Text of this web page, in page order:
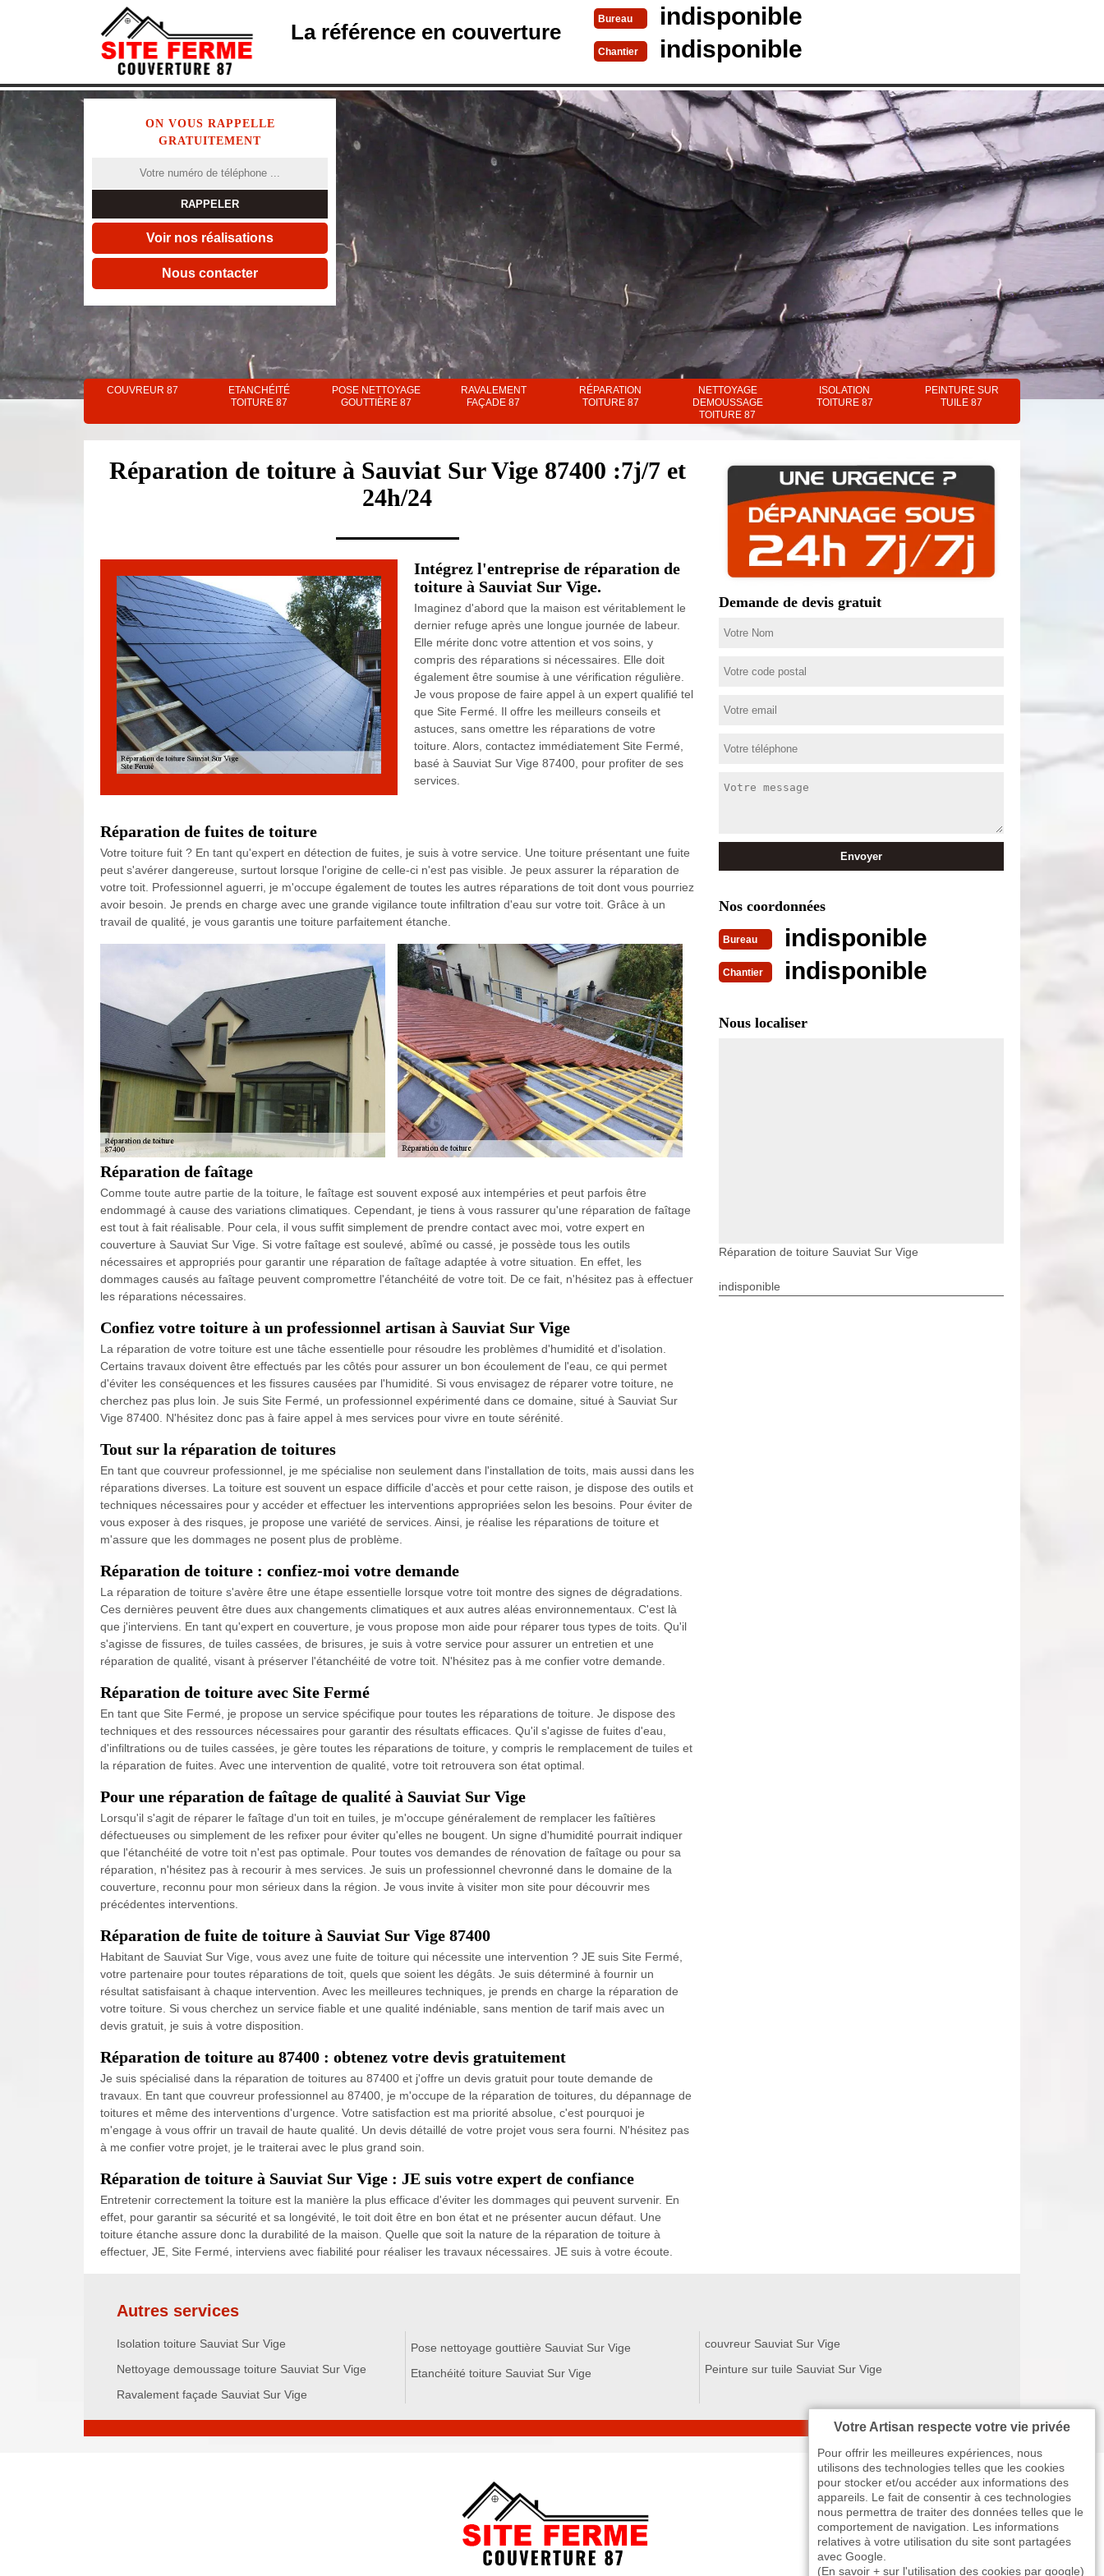
La référence en couverture
Bureau indisponible
Chantier indisponible
ON VOUS RAPPELLE
GRATUITEMENT
Voir nos réalisations
Nous contacter
COUVREUR 87
ETANCHÉITÉ
TOITURE 87
POSE NETTOYAGE
GOUTTIÈRE 87
RAVALEMENT
FAÇADE 87
RÉPARATION
TOITURE 87
NETTOYAGE
DEMOUSSAGE
TOITURE 87
ISOLATION
TOITURE 87
PEINTURE SUR
TUILE 87
Réparation de toiture à Sauviat Sur Vige 87400 :7j/7 et
24h/24
Intégrez l'entreprise de réparation de
toiture à Sauviat Sur Vige.
Imaginez d'abord que la maison est véritablement le
dernier refuge après une longue journée de labeur.
Elle mérite donc votre attention et vos soins, y
compris des réparations si nécessaires. Elle doit
également être soumise à une vérification régulière.
Je vous propose de faire appel à un expert qualifié tel
que Site Fermé. Il offre les meilleurs conseils et
astuces, sans omettre les réparations de votre
toiture. Alors, contactez immédiatement Site Fermé,
basé à Sauviat Sur Vige 87400, pour profiter de ses
services.
Réparation de fuites de toiture
Votre toiture fuit ? En tant qu'expert en détection de fuites, je suis à votre service. Une toiture présentant une fuite
peut s'avérer dangereuse, surtout lorsque l'origine de celle-ci n'est pas visible. Je peux assurer la réparation de
votre toit. Professionnel aguerri, je m'occupe également de toutes les autres réparations de toit dont vous pourriez
avoir besoin. Je prends en charge avec une grande vigilance toute infiltration d'eau sur votre toit. Grâce à un
travail de qualité, je vous garantis une toiture parfaitement étanche.
Réparation de faîtage
Comme toute autre partie de la toiture, le faîtage est souvent exposé aux intempéries et peut parfois être
endommagé à cause des variations climatiques. Cependant, je tiens à vous rassurer qu'une réparation de faîtage
est tout à fait réalisable. Pour cela, il vous suffit simplement de prendre contact avec moi, votre expert en
couverture à Sauviat Sur Vige. Si votre faîtage est soulevé, abîmé ou cassé, je possède tous les outils
nécessaires et appropriés pour garantir une réparation de faîtage adaptée à votre situation. En effet, les
dommages causés au faîtage peuvent compromettre l'étanchéité de votre toit. De ce fait, n'hésitez pas à effectuer
les réparations nécessaires.
Confiez votre toiture à un professionnel artisan à Sauviat Sur Vige
La réparation de votre toiture est une tâche essentielle pour résoudre les problèmes d'humidité et d'isolation.
Certains travaux doivent être effectués par les côtés pour assurer un bon écoulement de l'eau, ce qui permet
d'éviter les conséquences et les fissures causées par l'humidité. Si vous envisagez de réparer votre toiture, ne
cherchez pas plus loin. Je suis Site Fermé, un professionnel expérimenté dans ce domaine, situé à Sauviat Sur
Vige 87400. N'hésitez donc pas à faire appel à mes services pour vivre en toute sérénité.
Tout sur la réparation de toitures
En tant que couvreur professionnel, je me spécialise non seulement dans l'installation de toits, mais aussi dans les
réparations diverses. La toiture est souvent un espace difficile d'accès et pour cette raison, je dispose des outils et
techniques nécessaires pour y accéder et effectuer les interventions appropriées selon les besoins. Pour éviter de
vous exposer à des risques, je propose une variété de services. Ainsi, je réalise les réparations de toiture et
m'assure que les dommages ne posent plus de problème.
Réparation de toiture : confiez-moi votre demande
La réparation de toiture s'avère être une étape essentielle lorsque votre toit montre des signes de dégradations.
Ces dernières peuvent être dues aux changements climatiques et aux autres aléas environnementaux. C'est là
que j'interviens. En tant qu'expert en couverture, je vous propose mon aide pour réparer tous types de toits. Qu'il
s'agisse de fissures, de tuiles cassées, de brisures, je suis à votre service pour assurer un entretien et une
réparation de qualité, visant à préserver l'étanchéité de votre toit. N'hésitez pas à me confier votre demande.
Réparation de toiture avec Site Fermé
En tant que Site Fermé, je propose un service spécifique pour toutes les réparations de toiture. Je dispose des
techniques et des ressources nécessaires pour garantir des résultats efficaces. Qu'il s'agisse de fuites d'eau,
d'infiltrations ou de tuiles cassées, je gère toutes les réparations de toiture, y compris le remplacement de tuiles et
la réparation de fuites. Avec une intervention de qualité, votre toit retrouvera son état optimal.
Pour une réparation de faîtage de qualité à Sauviat Sur Vige
Lorsqu'il s'agit de réparer le faîtage d'un toit en tuiles, je m'occupe généralement de remplacer les faîtières
défectueuses ou simplement de les refixer pour éviter qu'elles ne bougent. Un signe d'humidité pourrait indiquer
que l'étanchéité de votre toit n'est pas optimale. Pour toutes vos demandes de rénovation de faîtage ou pour sa
réparation, n'hésitez pas à recourir à mes services. Je suis un professionnel chevronné dans le domaine de la
couverture, reconnu pour mon sérieux dans la région. Je vous invite à visiter mon site pour découvrir mes
précédentes interventions.
Réparation de fuite de toiture à Sauviat Sur Vige 87400
Habitant de Sauviat Sur Vige, vous avez une fuite de toiture qui nécessite une intervention ? JE suis Site Fermé,
votre partenaire pour toutes réparations de toit, quels que soient les dégâts. Je suis déterminé à fournir un
résultat satisfaisant à chaque intervention. Avec les meilleures techniques, je prends en charge la réparation de
votre toiture. Si vous cherchez un service fiable et une qualité indéniable, sans mention de tarif mais avec un
devis gratuit, je suis à votre disposition.
Réparation de toiture au 87400 : obtenez votre devis gratuitement
Je suis spécialisé dans la réparation de toitures au 87400 et j'offre un devis gratuit pour toute demande de
travaux. En tant que couvreur professionnel au 87400, je m'occupe de la réparation de toitures, du dépannage de
toitures et même des interventions d'urgence. Votre satisfaction est ma priorité absolue, c'est pourquoi je
m'engage à vous offrir un travail de haute qualité. Un devis détaillé de votre projet vous sera fourni. N'hésitez pas
à me confier votre projet, je le traiterai avec le plus grand soin.
Réparation de toiture à Sauviat Sur Vige : JE suis votre expert de confiance
Entretenir correctement la toiture est la manière la plus efficace d'éviter les dommages qui peuvent survenir. En
effet, pour garantir sa sécurité et sa longévité, le toit doit être en bon état et ne présenter aucun défaut. Une
toiture étanche assure donc la durabilité de la maison. Quelle que soit la nature de la réparation de toiture à
effectuer, JE, Site Fermé, interviens avec fiabilité pour réaliser les travaux nécessaires. JE suis à votre écoute.
Demande de devis gratuit
Nos coordonnées
Bureau indisponible
Chantier indisponible
Nous localiser
Réparation de toiture Sauviat Sur Vige
indisponible
Autres services
Isolation toiture Sauviat Sur Vige
Nettoyage demoussage toiture Sauviat Sur Vige
Ravalement façade Sauviat Sur Vige
Pose nettoyage gouttière Sauviat Sur Vige
Etanchéité toiture Sauviat Sur Vige
couvreur Sauviat Sur Vige
Peinture sur tuile Sauviat Sur Vige
Votre Artisan respecte votre vie privée
Pour offrir les meilleures expériences, nous
utilisons des technologies telles que les cookies
pour stocker et/ou accéder aux informations des
appareils. Le fait de consentir à ces technologies
nous permettra de traiter des données telles que le
comportement de navigation. Les informations
relatives à votre utilisation du site sont partagées
avec Google.
(En savoir + sur l'utilisation des cookies par google)